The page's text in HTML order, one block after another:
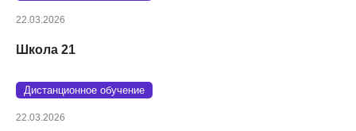
22.03.2026
Школа 21
Дистанционное обучение
22.03.2026